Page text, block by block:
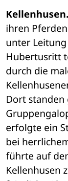
Kellenhusen.
ihren
unter
Hubertusritt
durch die
Dort standen
erfolgte ein
bei
führte auf
Kellenhusen